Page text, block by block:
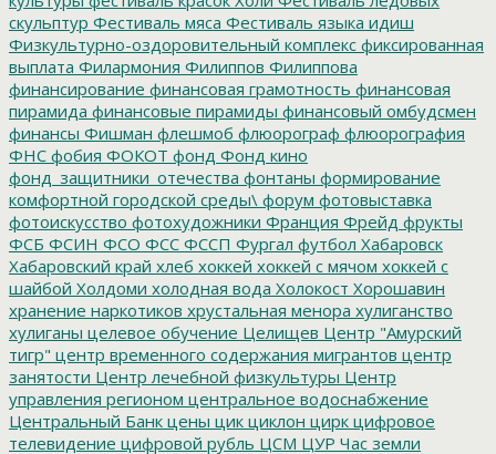
скульптур Фестиваль мяса Фестиваль языка идиш
Физкультурно-оздоровительный комплекс фиксированная
выплата Филармония Филиппов Филиппова
финансирование финансовая грамотность финансовая
пирамида финансовые пирамиды финансовый омбудсмен
финансы Фишман флешмоб флюорограф флюорография
ФНС фобия ФОКОТ фонд Фонд кино
фонд_защитники_отечества фонтаны формирование
комфортной городской среды\ форум фотовыставка
фотоискусство фотохудожники Франция Фрейд фрукты
ФСБ ФСИН ФСО ФСС ФССП Фургал футбол Хабаровск
Хабаровский край хлеб хоккей хоккей с мячом хоккей с
шайбой Холдоми холодная вода Холокост Хорошавин
хранение наркотиков хрустальная менора хулиганство
хулиганы целевое обучение Целищев Центр "Амурский
тигр" центр временного содержания мигрантов центр
занятости Центр лечебной физкультуры Центр
управления регионом центральное водоснабжение
Центральный Банк цены цик циклон цирк цифровое
телевидение цифровой рубль ЦСМ ЦУР Час земли